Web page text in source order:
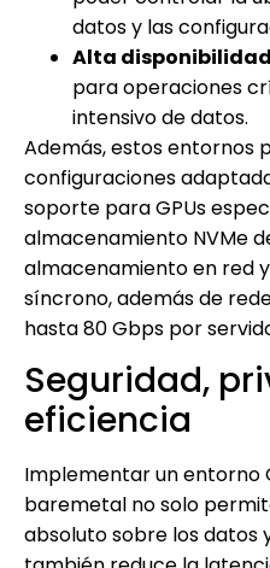
datos y las
Alta
para operaciones
intensivo de datos.
Además, estos entornos
configuraciones
soporte para GPUs
almacenamiento NVMe
almacenamiento en red
síncrono, además de
hasta 80 Gbps por
Seguridad,
eficiencia
Implementar un entorno
baremetal no solo
absoluto sobre los datos